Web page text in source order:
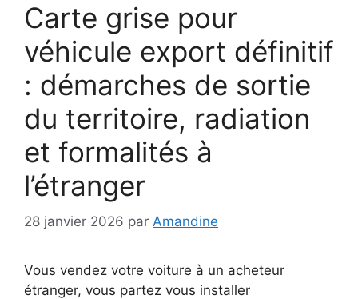
Carte grise pour
véhicule export définitif
: démarches de sortie
du territoire, radiation
et formalités à
l’étranger
28 janvier 2026 par Amandine
Vous vendez votre voiture à un acheteur
étranger, vous partez vous installer